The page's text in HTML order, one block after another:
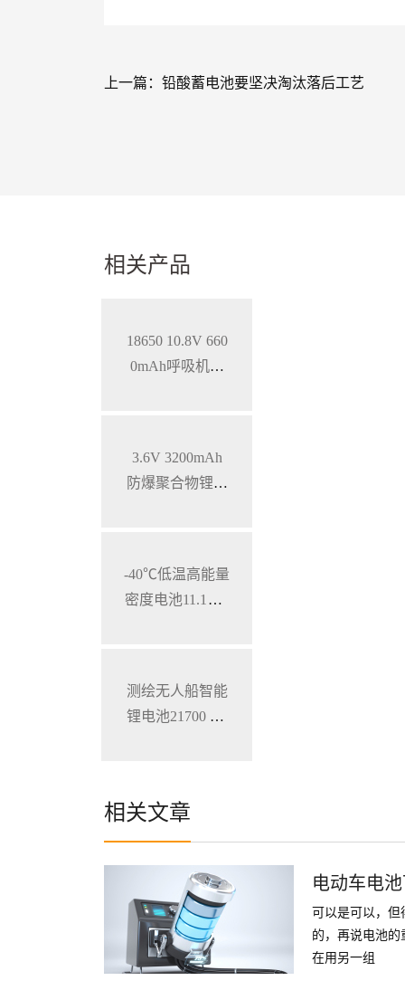
上一篇： 铅酸蓄电池要坚决淘汰落后工艺
相关产品
18650 10.8V 660
0mAh呼吸机智
3.6V 3200mAh
防爆聚合物锂电
-40℃低温高能量
密度电池11.1V 7
测绘无人船智能
锂电池21700 28.
相关文章
电动车电
可以是可以，
的，再说电池
在用另一组